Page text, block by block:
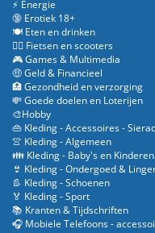
⚡ Energie
🔞 Erotiek 18+
🍽️ Eten en drinken
🚴‍♂️ Fietsen en scooters
🎮 Games & Multimedia
🤑 Geld & Financieel
🏥 Gezondheid en verzorging
💸 Goede doelen en Loterijen
🎨Hobby
👜 Kleding - Accessoires -
👚 Kleding - Algemeen
👪 Kleding - Baby's en Kinderen
👙 Kleding - Ondergoed &
👢 Kleding - Schoenen
🏅 Kleding - Sport
📚 Kranten & Tijdschriften
🎧 Mobiele Telefoons -